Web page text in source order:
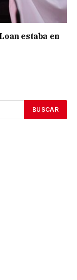
estaba en